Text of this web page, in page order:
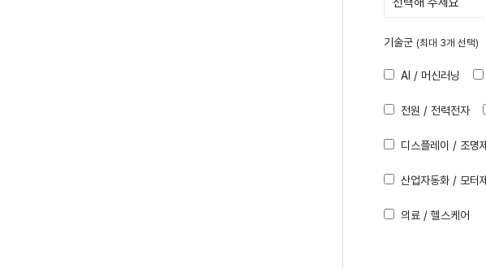
기술군 (최대 3개 선택)
AI / 머신러닝
전원 / 전력전자
디스플레이 / 조명
산업자동화 / 모터
의료 / 헬스케어